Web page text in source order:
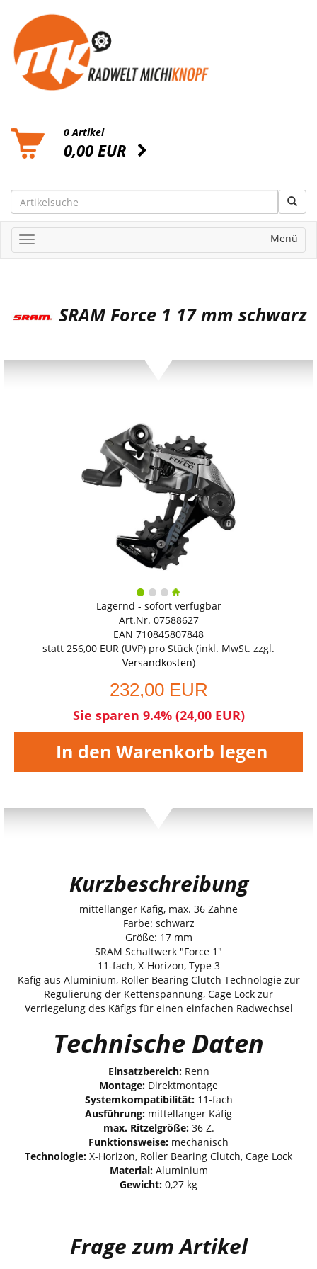
0 Artikel
0,00 EUR
Menü
SRAM Force 1 17 mm schwarz
Lagernd - sofort verfügbar
Art.Nr. 07588627
EAN 710845807848
statt 256,00 EUR (UVP) pro Stück (inkl. MwSt. zzgl.
Versandkosten)
232,00 EUR
Sie sparen 9.4% (24,00 EUR)
In den Warenkorb legen
Kurzbeschreibung
mittellanger Käfig, max. 36 Zähne
Farbe: schwarz
Größe: 17 mm
SRAM Schaltwerk "Force 1"
11-fach, X-Horizon, Type 3
Käfig aus Aluminium, Roller Bearing Clutch Technologie zur
Regulierung der Kettenspannung, Cage Lock zur
Verriegelung des Käfigs für einen einfachen Radwechsel
Technische Daten
Einsatzbereich:Renn
Montage: Direktmontage
Systemkompatibilität:11-fach
Ausführung: mittellanger Käfig
max. Ritzelgröße:36 Z.
Funktionsweise: mechanisch
Technologie: X-Horizon, Roller Bearing Clutch, Cage Lock
Material:Aluminium
Gewicht: 0,27 kg
Frage zum Artikel